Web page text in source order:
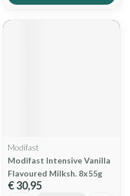
Modifast
Modifast Intensive Vanilla
Flavoured Milksh. 8x55g
€ 30,95